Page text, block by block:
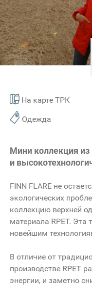
На карте ТРК
Одежда
Мини коллекция из
и
FINN FLARE не
экологических
коллекцию верхней
материала RPET. Эта
новейшим
В отличие от
производстве RPET
энергии, и заметно